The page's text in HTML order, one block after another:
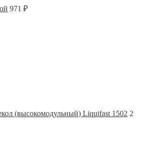
971 ₽
(высокомодульный) Liquifast 1502 2